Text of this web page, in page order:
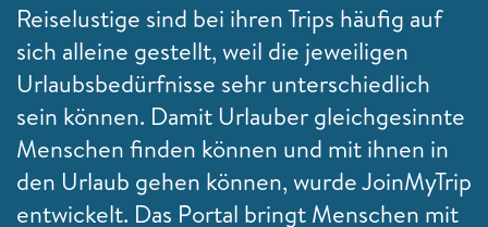
Reiselustige sind bei ihren Trips häufig auf
sich alleine gestellt, weil die jeweiligen
Urlaubsbedürfnisse sehr unterschiedlich
sein können. Damit Urlauber gleichgesinnte
Menschen finden können und mit ihnen in
den Urlaub gehen können, wurde JoinMyTrip
entwickelt. Das Portal bringt Menschen mit